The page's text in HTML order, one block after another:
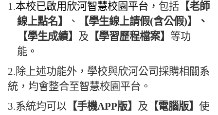
1.本校已啟用欣河智慧校園平台， 包括 【老師
線上點名】
、 【學生線上請假(含公假)】、
【學生成績】 及 【學習歷程檔案】 等功
能。
2.除上述功能外，學校與欣河公司採購相關系
統，均會整合至智慧校園平台。
3.系統均可以 【手機APP版】 及 【電腦版】 使